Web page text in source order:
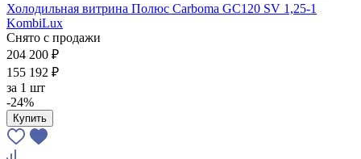
Холодильная витрина Полюс Carboma GC120 SV 1,25-1
KombiLux
Снято с продажи
204 200 ₽
155 192 ₽
за 1 шт
-24%
Купить